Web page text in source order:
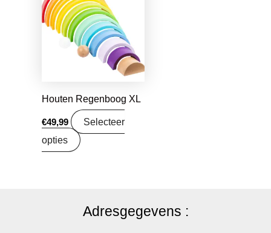
Houten Regenboog XL
€49,99
Selecteer
opties
Adresgegevens :